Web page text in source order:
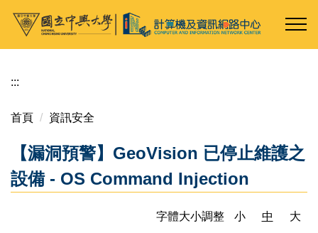
跳
內
區
:::
首頁 資訊安全
【漏洞預警】GeoVision 已停止維護之
設備 - OS Command Injection
字體大小調整 小 中
大